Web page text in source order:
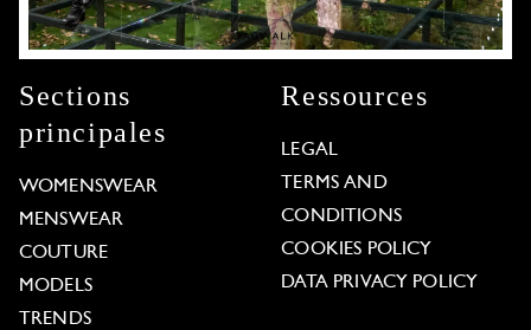
Sections
principales
WOMENSWEAR
MENSWEAR
COUTURE
MODELS
TRENDS
Ressources
LEGAL
TERMS AND
CONDITIONS
COOKIES POLICY
DATA PRIVACY POLICY